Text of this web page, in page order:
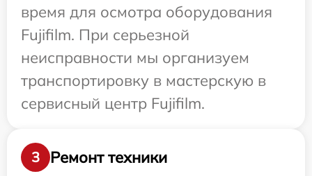
время для осмотра оборудования
Fujifilm. При серьезной
неисправности мы организуем
транспортировку в мастерскую в
сервисный центр Fujifilm.
3
Ремонт техники